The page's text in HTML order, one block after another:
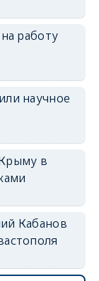
работу
научное
в
Кабанов